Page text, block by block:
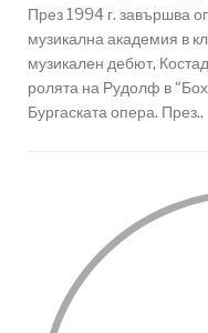
През 1994 г. завършва
музикална академия в
музикален дебют,
ролята на Рудолф в
Бургаската опера. През..